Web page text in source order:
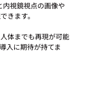
視鏡視点の画像や
きます。
体までも再現が可能
入に期待が持てま